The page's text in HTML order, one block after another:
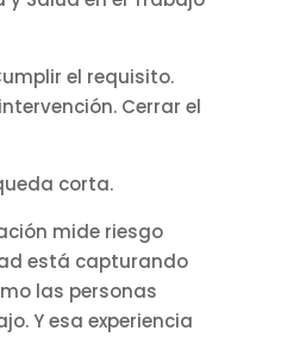
el requisito.
Cerrar el
corta.
mide riesgo
está capturando
las personas
Y esa experiencia